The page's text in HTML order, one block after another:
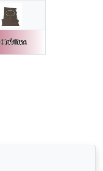
Créditos